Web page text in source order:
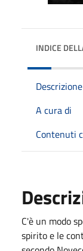
INDICE
Descrizione
A cura di
Contenuti
C'è un modo
spirito e le